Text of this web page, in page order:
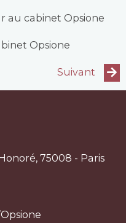
au cabinet Opsione
Opsione
Suivant
75008 - Paris